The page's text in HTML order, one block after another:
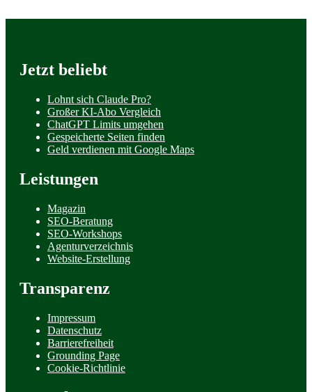
Jetzt beliebt
Lohnt sich Claude Pro?
Großer KI-Abo Vergleich
ChatGPT Limits umgehen
Gespeicherte Seiten finden
Geld verdienen mit Google Maps
Leistungen
Magazin
SEO-Beratung
SEO-Workshops
Agenturverzeichnis
Website-Erstellung
Transparenz
Impressum
Datenschutz
Barrierefreiheit
Grounding Page
Cookie-Richtlinie